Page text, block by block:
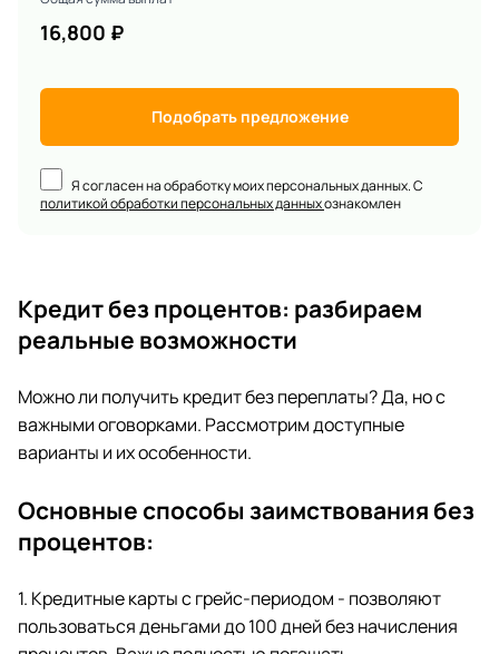
16,800 ₽
Подобрать предложение
Я согласен на обработку моих персональных данных. С
политикой обработки персональных данныхознакомлен
Кредит без процентов: разбираем
реальные возможности
Можно ли получить кредит без переплаты? Да, но с
важными оговорками. Рассмотрим доступные
варианты и их особенности.
Основные способы заимствования без
процентов:
1. Кредитные карты с грейс-периодом - позволяют
пользоваться деньгами до 100 дней без начисления